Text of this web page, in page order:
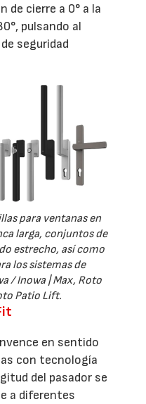
de cierre a 0° a la
pulsando al
seguridad
para ventanas en
larga, conjuntos de
estrecho, así como
los sistemas de
/ Inowa | Max, Roto
Patio Lift.
en sentido
con tecnología
del pasador se
a diferentes